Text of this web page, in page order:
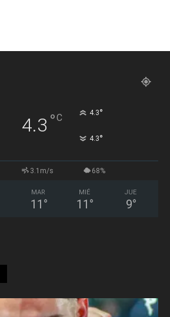
4.3 °C 4.3°
4.3°
3.1m/s 68%
MAR
11 °
MIÉ
11 °
JUE
9°